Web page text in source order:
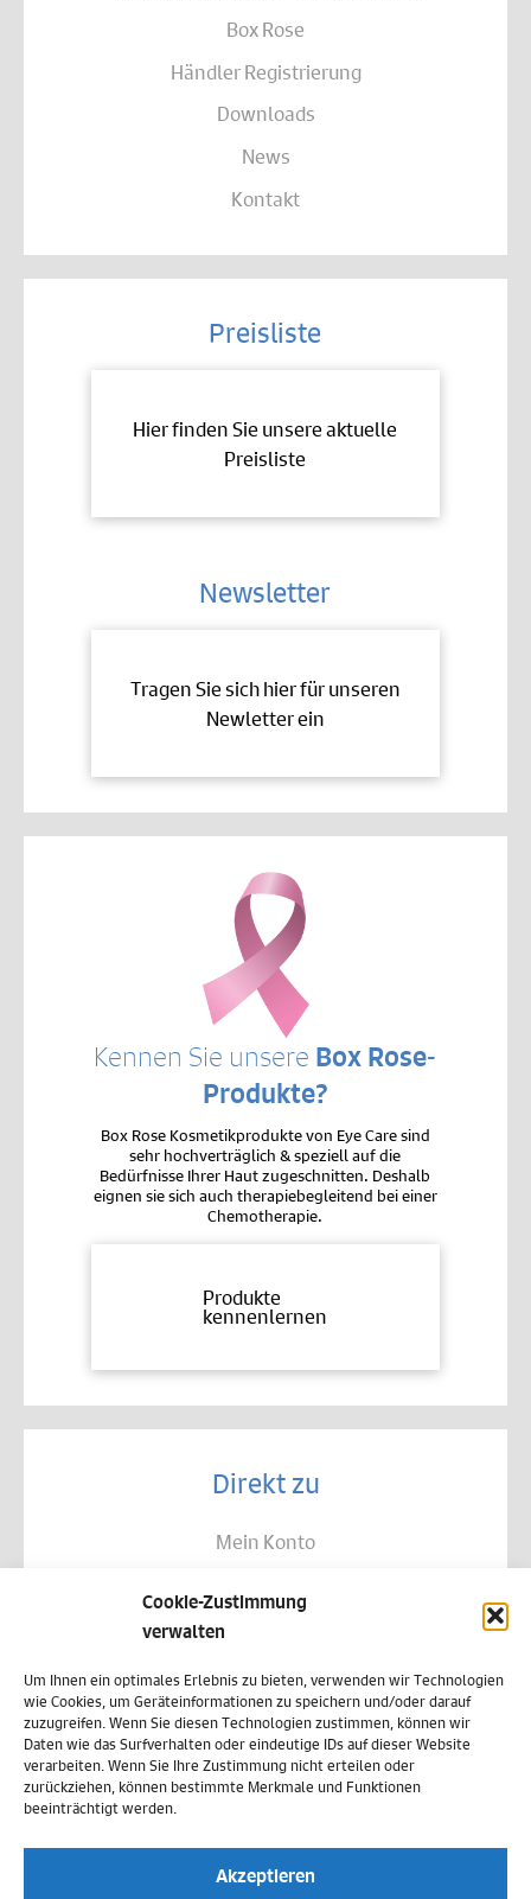
Cookie-Zustimmung
verwalten
Um Ihnen ein optimales Erlebnis zu bieten, verwenden wir Technologien
wie Cookies, um Geräteinformationen zu speichern und/oder darauf
zuzugreifen. Wenn Sie diesen Technologien zustimmen, können wir
Daten wie das Surfverhalten oder eindeutige IDs auf dieser Website
verarbeiten. Wenn Sie Ihre Zustimmung nicht erteilen oder
zurückziehen, können bestimmte Merkmale und Funktionen
beeinträchtigt werden.
Akzeptieren
Box Rose
Händler Registrierung
Downloads
News
Kontakt
Preisliste
Hier finden Sie unsere aktuelle
Preisliste
Newsletter
Tragen Sie sich hier für unseren
Newletter ein
Kennen Sie unsere Box Rose-
Produkte?
Box Rose Kosmetikprodukte von Eye Care sind
sehr hochverträglich & speziell auf die
Bedürfnisse Ihrer Haut zugeschnitten. Deshalb
eignen sie sich auch therapiebegleitend bei einer
Chemotherapie.
Produkte
kennenlernen
Direkt zu
Mein Konto
Allgemeine Geschäftsbedingungen
Datenschutz
Widerruf
Zahlungsweisen
Versand & Lieferung
Cookie-Richtlinie (EU)